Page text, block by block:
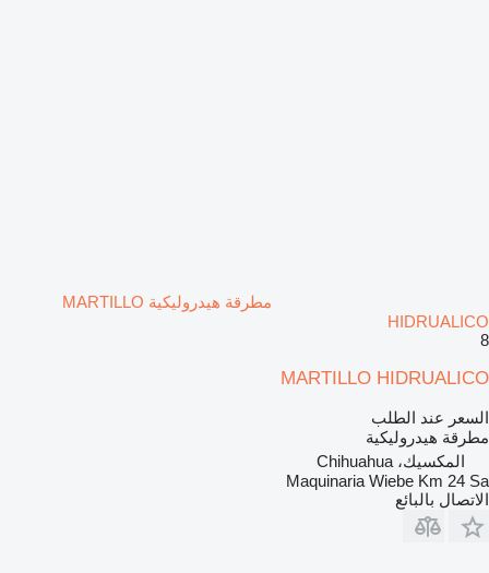
مطرقة هيدروليكية MARTILLO
HIDRUALICO
8
MARTILLO HIDRUALICO
السعر عند الطلب
مطرقة هيدروليكية
المكسيك، Chihuahua
Maquinaria Wiebe Km 24 Sa
الاتصال بالبائع